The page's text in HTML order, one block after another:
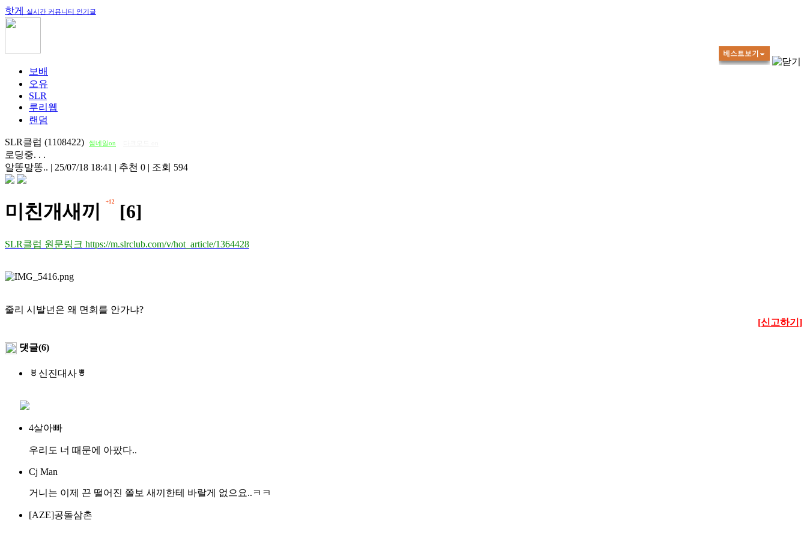
핫게 실시간 커뮤니티 인기글
보배
오유
SLR
루리웹
랜덤
SLR클럽 (1108422) 썸네일on
로딩중. . .
알똥말똥.. | 25/07/18 18:41 | 추천 0 | 조회 594
미친개새끼 +12 [6]
SLR클럽 원문링크 https://m.slrclub.com/v/hot_article/1364428
줄리 시발년은 왜 면회를 안가냐?
[신고하기]
댓글(6)
ㅸ신진대사ㅹ
4살아빠
우리도 너 때문에 아팠다..
Cj Man
거니는 이제 끈 떨어진 쫄보 새끼한테 바랄게 없으요..ㅋㅋ
[AZE]공돌삼촌